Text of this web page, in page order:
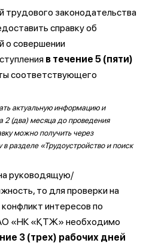
трудового законодательства
справку об
о совершении
в течение 5 (пяти)
соответствующего
актуальную информацию и
2 (два) месяца до проведения
можно получить через
в разделе «Трудоустройство и поиск
руководящую/
то для проверки на
интересов по
«НК «ҚТЖ» необходимо
3 (трех) рабочих дней